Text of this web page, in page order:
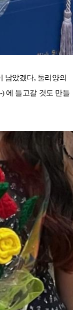
남았겠다, 둘리양의
에 들고갈 것도 만들